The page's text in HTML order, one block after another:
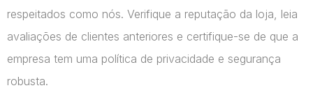
respeitados como nós. Verifique a reputação da loja, leia
avaliações de clientes anteriores e certifique-se de que a
empresa tem uma política de privacidade e segurança
robusta.